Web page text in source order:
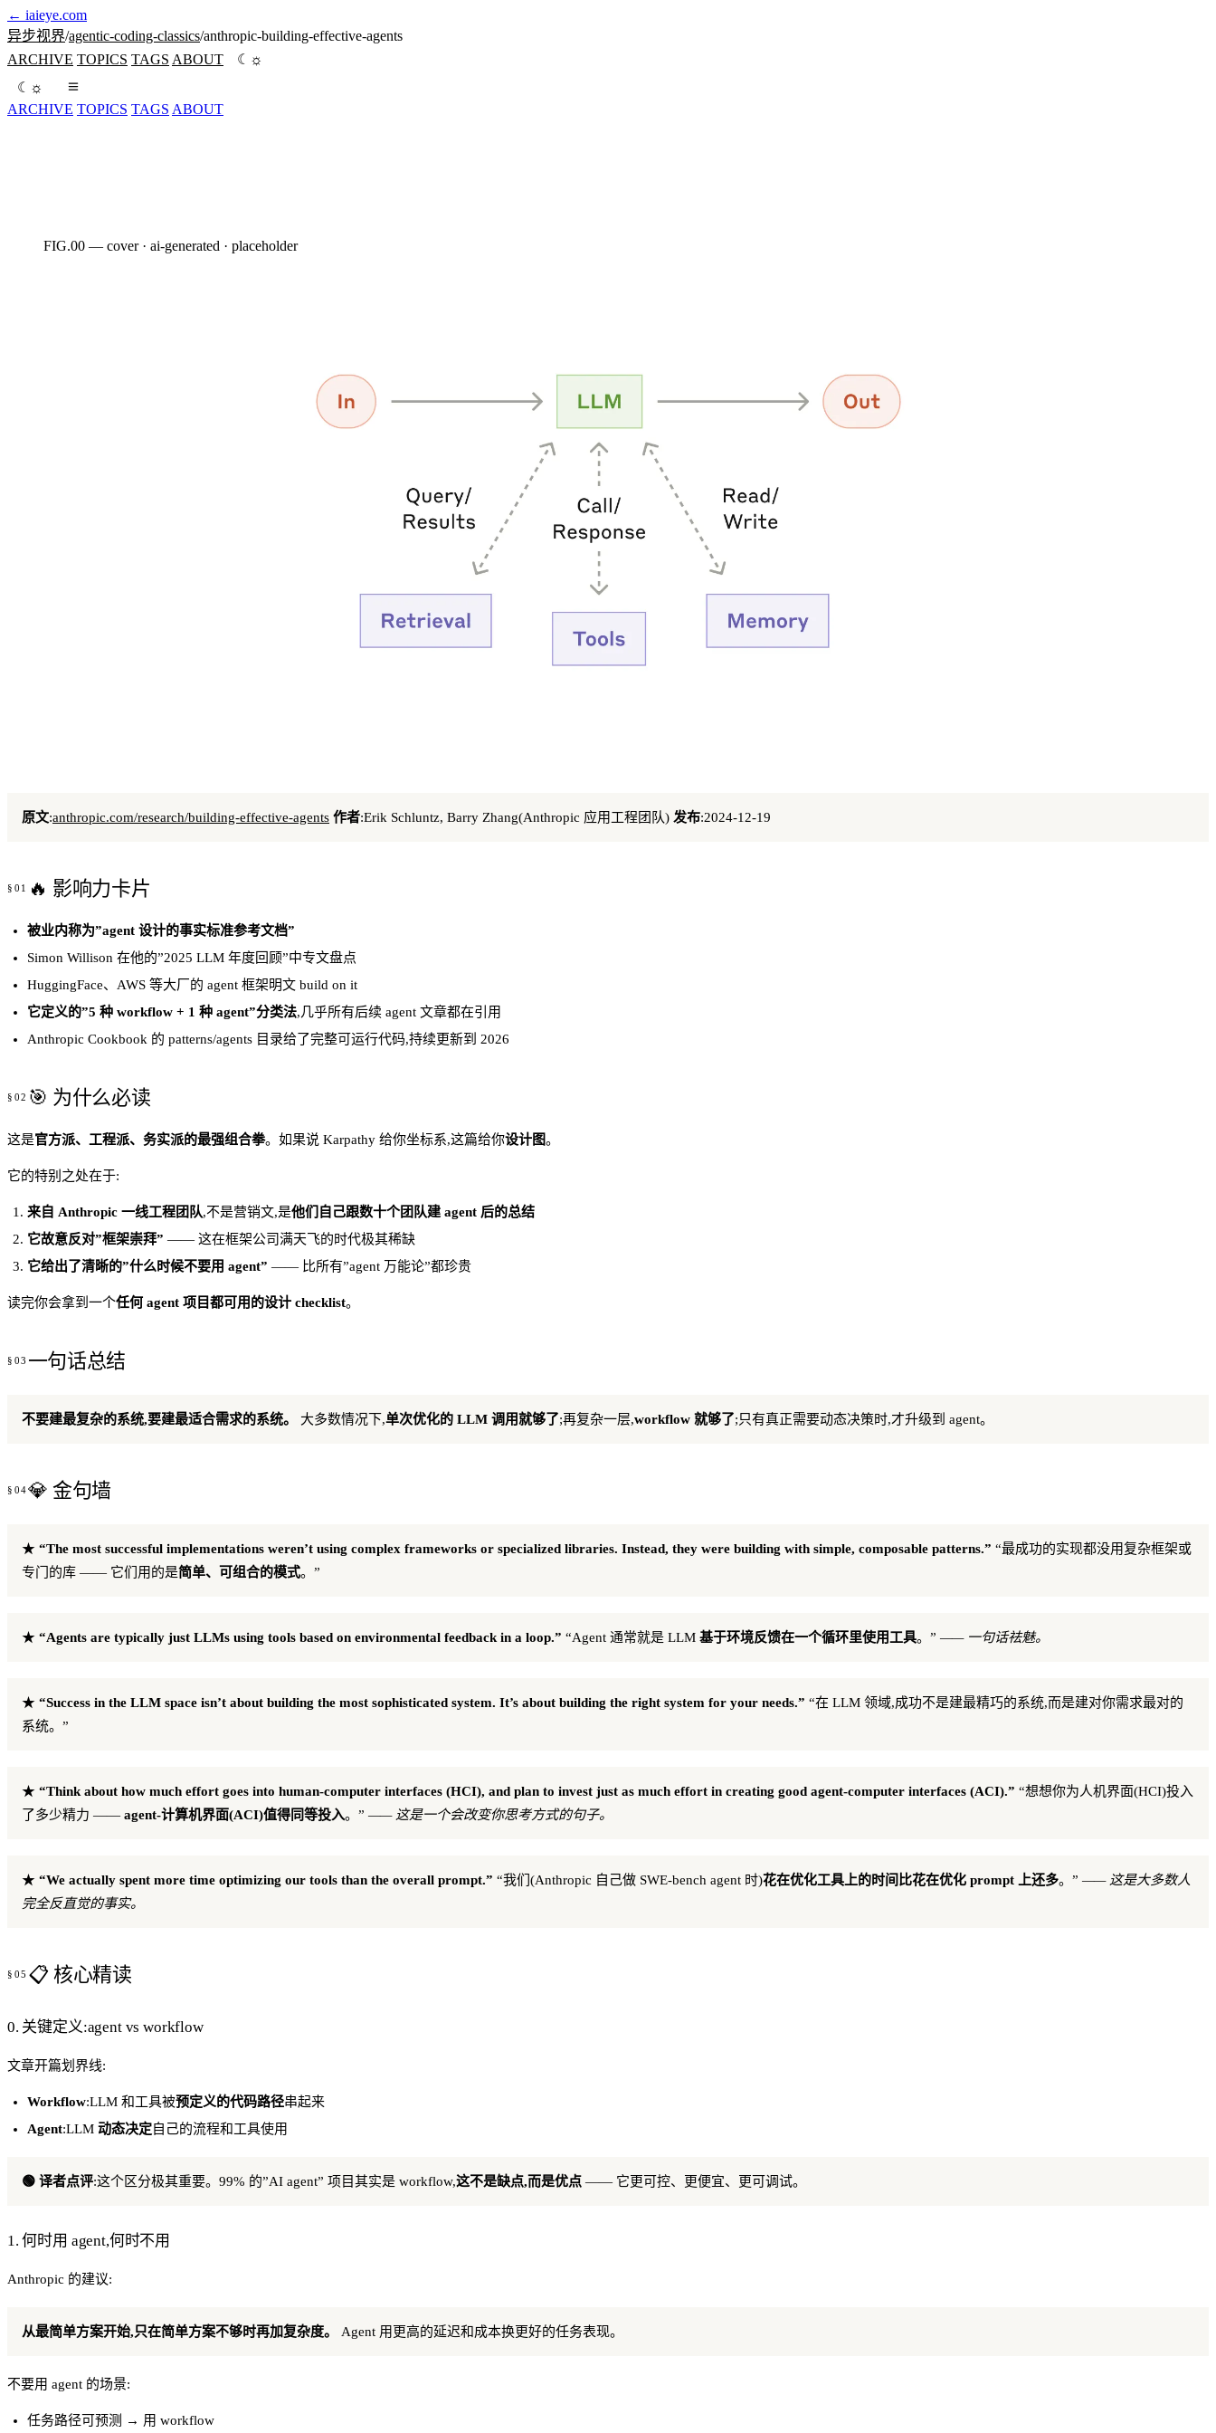
← iaieye.com
异步视界/agentic-coding-classics/anthropic-building-effective-agents
ARCHIVE TOPICS TAGS ABOUT ☾ ☼
☾ ☼
ARCHIVE TOPICS TAGS ABOUT
FIG.00 — cover · ai-generated · placeholder
原文:anthropic.com/research/building-effective-agents 作者:Erik Schluntz, Barry Zhang(Anthropic 应用工程团队) 发布:2024-12-19
🔥 影响力卡片
被业内称为”agent 设计的事实标准参考文档”
Simon Willison 在他的”2025 LLM 年度回顾”中专文盘点
HuggingFace、AWS 等大厂的 agent 框架明文 build on it
它定义的”5 种 workflow + 1 种 agent”分类法,几乎所有后续 agent 文章都在引用
Anthropic Cookbook 的 patterns/agents 目录给了完整可运行代码,持续更新到 2026
🎯 为什么必读
这是官方派、工程派、务实派的最强组合拳。如果说 Karpathy 给你坐标系,这篇给你设计图。
它的特别之处在于:
来自 Anthropic 一线工程团队,不是营销文,是他们自己跟数十个团队建 agent 后的总结
它故意反对”框架崇拜” —— 这在框架公司满天飞的时代极其稀缺
它给出了清晰的”什么时候不要用 agent” —— 比所有”agent 万能论”都珍贵
读完你会拿到一个任何 agent 项目都可用的设计 checklist。
一句话总结
不要建最复杂的系统,要建最适合需求的系统。 大多数情况下,单次优化的 LLM 调用就够了;再复杂一层,workflow 就够了;只有真正需要动态决策时,才升级到 agent。
💎 金句墙
★ “The most successful implementations weren’t using complex frameworks or specialized libraries. Instead, they were building with simple, composable patterns.” “最成功的实现都没用复杂框架或
专门的库 —— 它们用的是简单、可组合的模式。”
★ “Agents are typically just LLMs using tools based on environmental feedback in a loop.” “Agent 通常就是 LLM 基于环境反馈在一个循环里使用工具。” —— 一句话祛魅。
★ “Success in the LLM space isn’t about building the most sophisticated system. It’s about building the right system for your needs.” “在 LLM 领域,成功不是建最精巧的系统,而是建对你需求最对的
系统。”
★ “Think about how much effort goes into human-computer interfaces (HCI), and plan to invest just as much effort in creating good agent-computer interfaces (ACI).” “想想你为人机界面(HCI)投入
了多少精力 —— agent-计算机界面(ACI)值得同等投入。” —— 这是一个会改变你思考方式的句子。
★ “We actually spent more time optimizing our tools than the overall prompt.” “我们(Anthropic 自己做 SWE-bench agent 时)花在优化工具上的时间比花在优化 prompt 上还多。” —— 这是大多数人
完全反直觉的事实。
📋 核心精读
0. 关键定义:agent vs workflow
文章开篇划界线:
Workflow:LLM 和工具被预定义的代码路径串起来
Agent:LLM 动态决定自己的流程和工具使用
🟢 译者点评:这个区分极其重要。99% 的”AI agent” 项目其实是 workflow,这不是缺点,而是优点 —— 它更可控、更便宜、更可调试。
1. 何时用 agent,何时不用
Anthropic 的建议:
从最简单方案开始,只在简单方案不够时再加复杂度。 Agent 用更高的延迟和成本换更好的任务表现。
不要用 agent 的场景:
任务路径可预测 → 用 workflow